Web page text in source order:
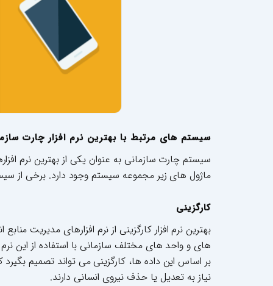
سیستم های مرتبط با بهترین نرم افزار چارت
سیستم چارت سازمانی به عنوان یکی از بهترین نرم
ماژول های زیر مجموعه سیستم وجود دارد. برخی از
کارگزینی
بهترین نرم افزار کارگزینی از نرم افزارهای مدیریت
های و واحد های مختلف سازمانی با استفاده از این نرم
بر اساس این داده ها، کارگزینی می تواند تصمیم
نیاز به تعدیل یا حذف نیروی انسانی دارند.